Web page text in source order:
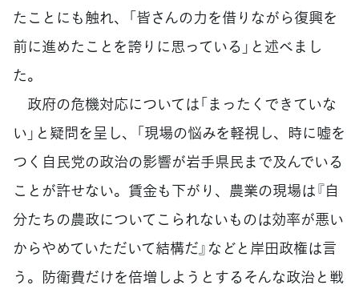
たことにも触れ、「皆さんの力を借りながら復興を
前に進めたことを誇りに思っている」と述べまし
た。
政府の危機対応については「まったくできていな
い」と疑問を呈し、「現場の悩みを軽視し、時に嘘を
つく自民党の政治の影響が岩手県民まで及んでいる
ことが許せない。賃金も下がり、農業の現場は『自
分たちの農政についてこられないものは効率が悪い
からやめていただいて結構だ』などと岸田政権は言
う。防衛費だけを倍増しようとするそんな政治と戦